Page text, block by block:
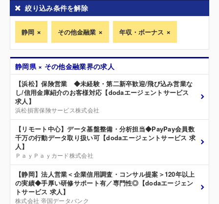
絞り込み条件を解除
静岡 その他金融業 年収・ボーナス
静岡県 × その他金融業界の求人
【浜松】保険営業 ◆未経験・第二新卒歓迎/飛び込み営業な
し/信用金庫紹介のお客様対応【dodaエージェントサービス
求人】
浜松損害保険サービス株式会社
【リモート中心】データ基盤整備・分析担当◆PayPay会員数
千万の行動データ取り扱い可【dodaエージェントサービス 求
人】
ＰａｙＰａｙカード株式会社
【静岡】法人営業＜企業信用調査・コンサル提案＞120年以上
の実績◆手厚い研修サポート有／専門性◎【dodaエージェン
トサービス 求人】
株式会社 帝国データバンク